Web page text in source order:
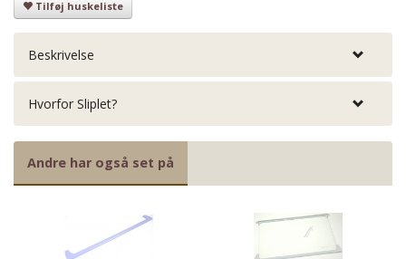
Tilføj huskeliste
Beskrivelse
Hvorfor Sliplet?
Andre har også set på